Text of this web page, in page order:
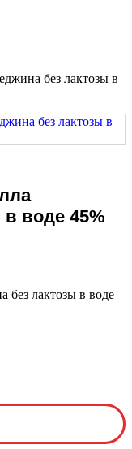
без лактозы в
воде 45%
лактозы в воде